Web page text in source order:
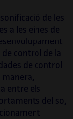
de les
a les eines de
control de la
de control
manera,
entre els
del so,